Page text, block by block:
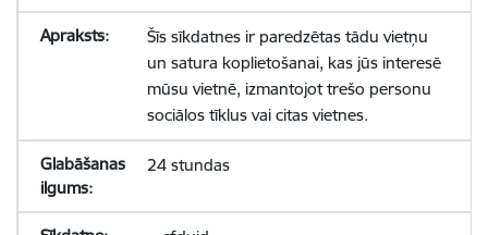
Šīs sīkdatnes ir paredzētas tādu vietņu
un satura koplietošanai, kas jūs interesē
mūsu vietnē, izmantojot trešo personu
sociālos tīklus vai citas vietnes.
24 stundas